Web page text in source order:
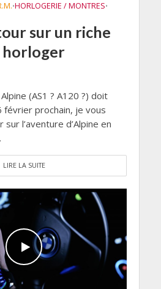
•HORLOGERIE / MONTRES•
sur un riche
(AS1 ? A120 ?) doit
prochain, je vous
l’aventure d’Alpine en
LIRE LA SUITE